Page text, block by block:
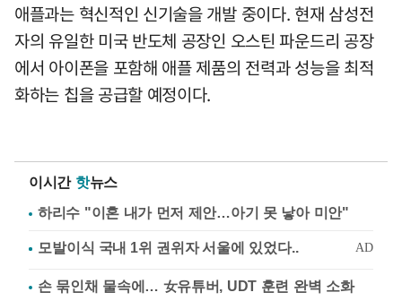
애플과는 혁신적인 신기술을 개발 중이다. 현재 삼성전
자의 유일한 미국 반도체 공장인 오스틴 파운드리 공장
에서 아이폰을 포함해 애플 제품의 전력과 성능을 최적
화하는 칩을 공급할 예정이다.
이시간 핫뉴스
하리수 "이혼 내가 먼저 제안…아기 못 낳아 미안"
손 묶인채 물속에… 女유튜버, UDT 훈련 완벽 소화